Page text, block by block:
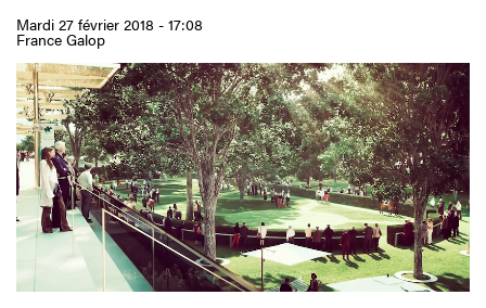
Mardi 27 février 2018 - 17:08
France Galop